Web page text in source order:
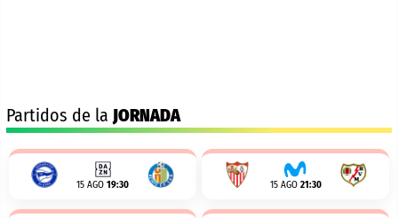
Partidos de la JORNADA
15 AGO 19:30 15 AGO 21:30